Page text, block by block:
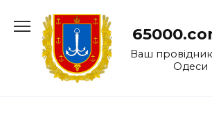
до
Ваш провідник
Одеси